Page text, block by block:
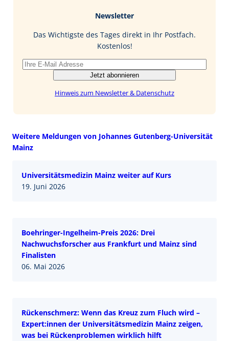
I
Newsletter
Das Wichtigste des Tages direkt in Ihr Postfach.
Kostenlos!
Jetzt abonnieren
Hinweis zum Newsletter & Datenschutz
Weitere Meldungen von Johannes Gutenberg-Universität
Mainz
Universitätsmedizin Mainz weiter auf Kurs
19. Juni 2026
Boehringer-Ingelheim-Preis 2026: Drei
Nachwuchsforscher aus Frankfurt und Mainz sind
Finalisten
06. Mai 2026
Rückenschmerz: Wenn das Kreuz zum Fluch wird –
Expert:innen der Universitätsmedizin Mainz zeigen,
was bei Rückenproblemen wirklich hilft